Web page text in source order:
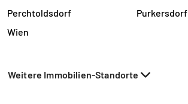
Perchtoldsdorf
Purkersdorf
Wien
Weitere Immobilien-Standorte